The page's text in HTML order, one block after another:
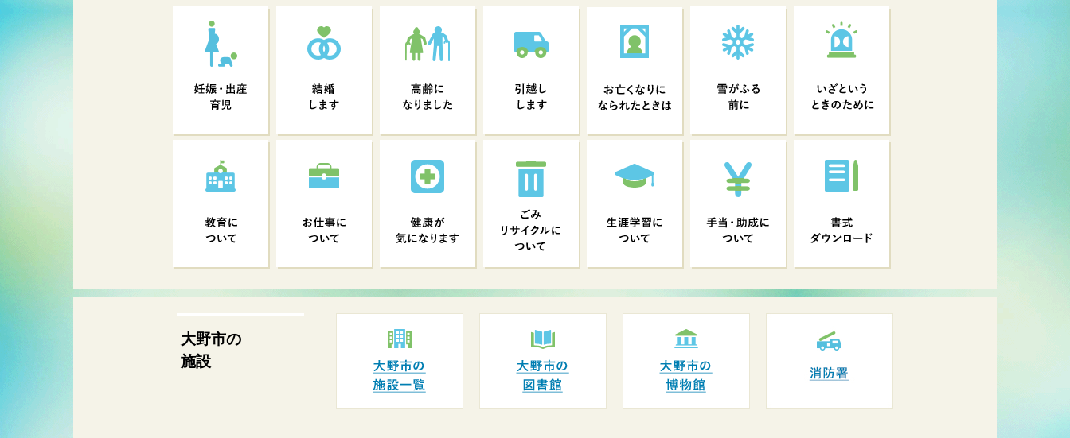
大野市の
施設